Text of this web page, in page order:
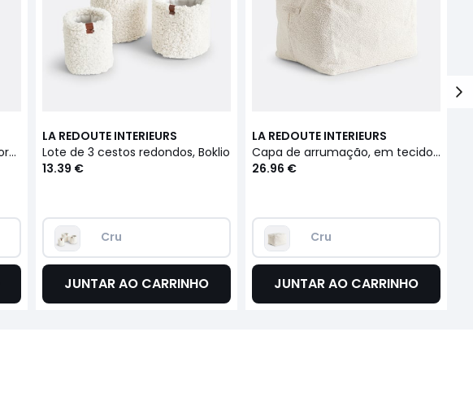
Cesto dobrável, tipo malha borboto, Boklio
LA REDOUTE INTERIEURS
Lote de 3 cestos redondos, Boklio
13.39 €
Cru
JUNTAR AO CARRINHO
LA REDOUTE INTERIEURS
Capa de arrumação, em tecido tipo malha borboto, XL, Boklio
26.96 €
Cru
JUNTAR AO CARRINHO